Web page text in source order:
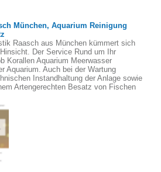
München, Aquarium Reinigung
Raasch aus München kümmert sich
Der Service Rund um Ihr
Korallen Aquarium Meerwasser
Aquarium. Auch bei der Wartung
Instandhaltung der Anlage sowie
Artengerechten Besatz von Fischen